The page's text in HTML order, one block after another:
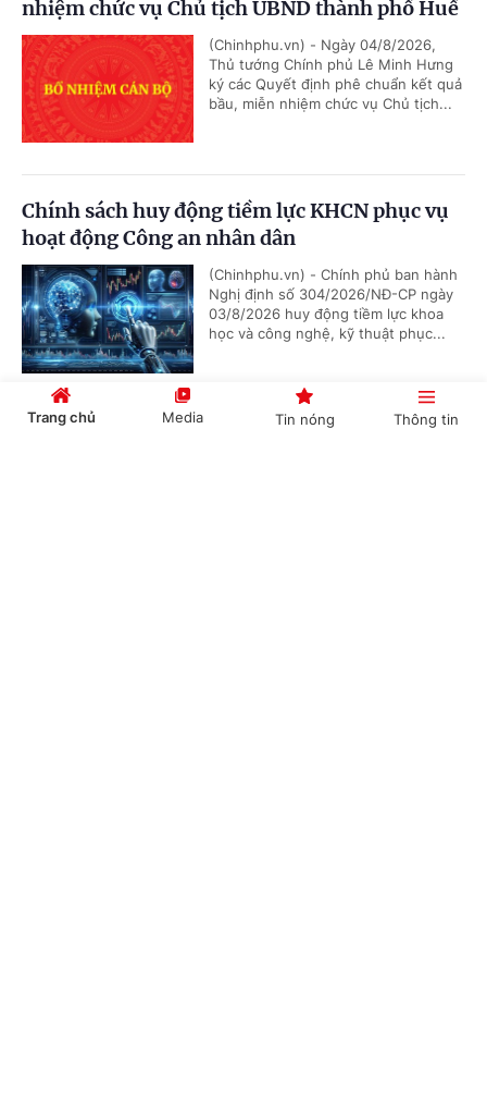
nhiệm chức vụ Chủ tịch UBND thành phố Huế
(Chinhphu.vn) - Ngày 04/8/2026,
Thủ tướng Chính phủ Lê Minh Hưng
ký các Quyết định phê chuẩn kết quả
bầu, miễn nhiệm chức vụ Chủ tịch...
Chính sách huy động tiềm lực KHCN phục vụ
hoạt động Công an nhân dân
(Chinhphu.vn) - Chính phủ ban hành
Nghị định số 304/2026/NĐ-CP ngày
03/8/2026 huy động tiềm lực khoa
học và công nghệ, kỹ thuật phục...
Trang chủ Media Tin nóng Thông tin